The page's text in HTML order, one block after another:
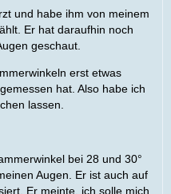
und habe ihm von meinem
Er hat daraufhin noch
geschaut.
erst etwas
hat. Also habe ich
lassen.
bei 28 und 30°
Augen. Er ist auch auf
Er meinte, ich solle mich